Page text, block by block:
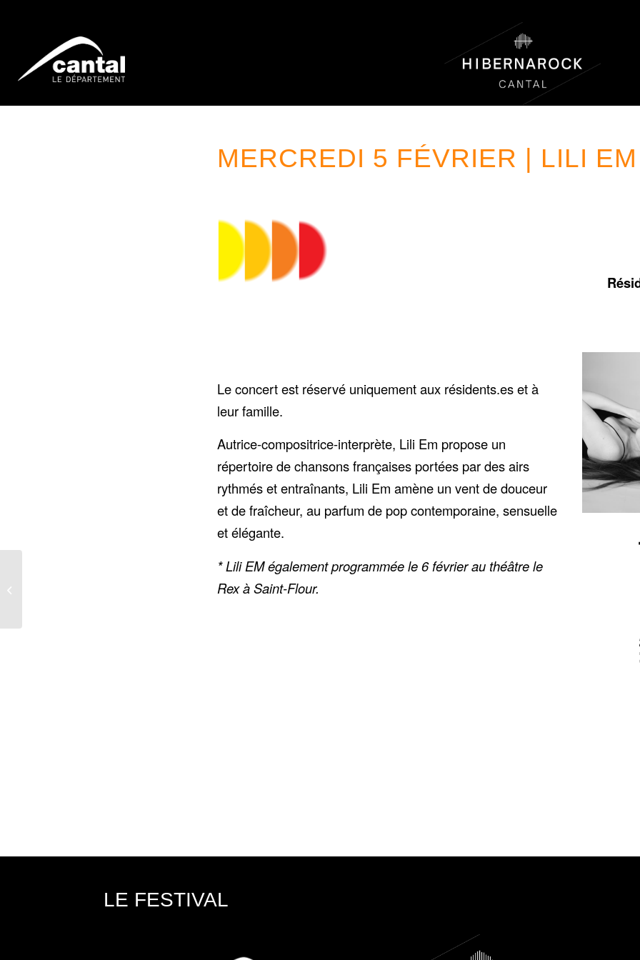
MERCREDI 5 FÉVRIER | LILI EM
Le concert est réservé uniquement aux résidents.es et à
leur famille.
Autrice-compositrice-interprète, Lili Em propose un
répertoire de chansons françaises portées par des airs
rythmés et entraînants, Lili Em amène un vent de douceur
et de fraîcheur, au parfum de pop contemporaine, sensuelle
et élégante.
* Lili EM également programmée le 6 février au théâtre le
Rex à Saint-Flour.
LE FESTIVAL